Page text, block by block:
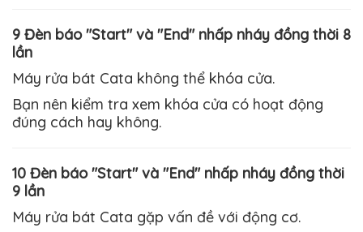
9 Đèn báo "Start" và "End" nhấp nháy đồng thời 8
lần
Máy rửa bát Cata không thể khóa cửa.
Bạn nên kiểm tra xem khóa cửa có hoạt động
đúng cách hay không.
10 Đèn báo "Start" và "End" nhấp nháy đồng thời
9 lần
Máy rửa bát Cata gặp vấn đề với động cơ.